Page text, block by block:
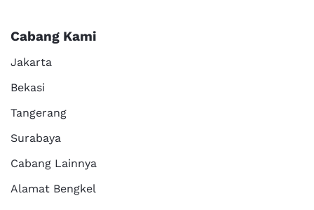
Cabang Kami
Jakarta
Bekasi
Tangerang
Surabaya
Cabang Lainnya
Alamat Bengkel